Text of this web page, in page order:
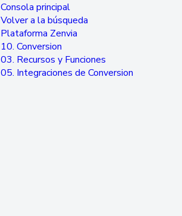
Consola principal
Volver a la búsqueda
Plataforma Zenvia
10. Conversion
03. Recursos y Funciones
05. Integraciones de Conversion